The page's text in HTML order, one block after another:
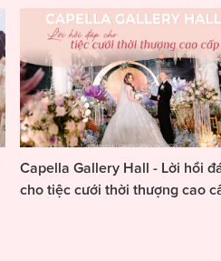
Capella Gallery Hall - Lời hồi
cho tiệc cưới thời thượng cao